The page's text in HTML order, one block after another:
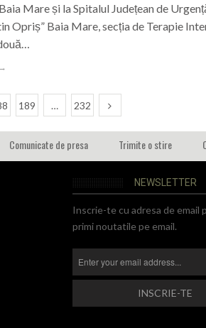
Mare și la Spitalul Județean de
Opriș” Baia Mare, secția de Terapie
189 … 232
Comunicate de presa Trimite o stire
NEWSLETTER
Inscrie-te cu adresa de email
primi noutatile pe email.